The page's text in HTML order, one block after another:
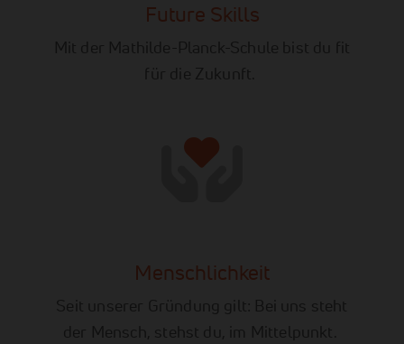
Future Skills
Menschlichkeit